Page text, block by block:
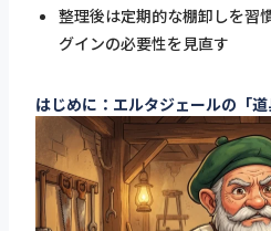
整理後は定期的な棚卸しを
グインの必要性を見直す
はじめに：エルタジェールの「道